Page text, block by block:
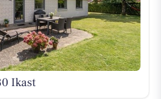
Ikast